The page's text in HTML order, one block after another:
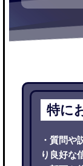
特に
・質問や
り良好な